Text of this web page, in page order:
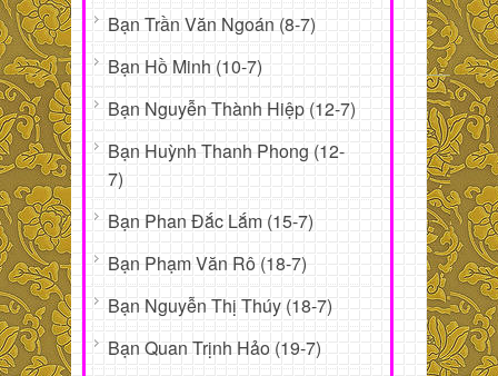
Bạn Trần Văn Ngoán (8-7)
Bạn Hồ Minh (10-7)
Bạn Nguyễn Thành Hiệp (12-7)
Bạn Huỳnh Thanh Phong (12-
7)
Bạn Phan Đắc Lắm (15-7)
Bạn Phạm Văn Rô (18-7)
Bạn Nguyễn Thị Thúy (18-7)
Bạn Quan Trịnh Hảo (19-7)